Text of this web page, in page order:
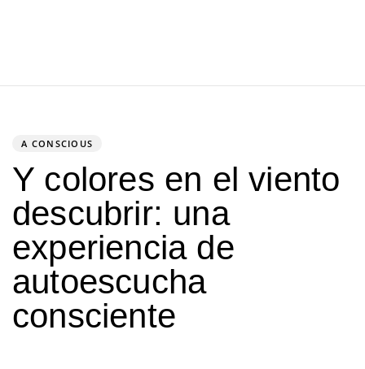
A CONSCIOUS
Y colores en el viento
descubrir: una
experiencia de
autoescucha
consciente